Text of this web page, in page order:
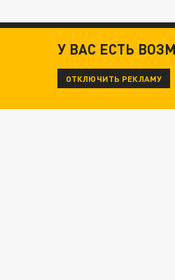
У ВАС ЕСТЬ
ОТКЛЮЧИТЬ РЕКЛАМУ